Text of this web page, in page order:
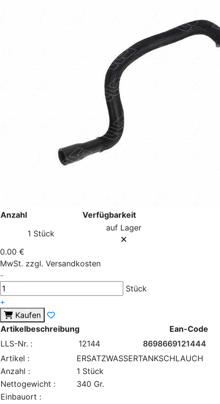
Anzahl
Verfügbarkeit
1 Stück
auf Lager
0.00 €
MwSt. zzgl. Versandkosten
-
Stück
+
Kaufen
Artikelbeschreibung
Ean-Code
LLS-Nr. :
12144
8698669121444
Artikel :
ERSATZWASSERTANKSCHLAUCH
Anzahl :
1 Stück
Nettogewicht :
340 Gr.
Einbauort :